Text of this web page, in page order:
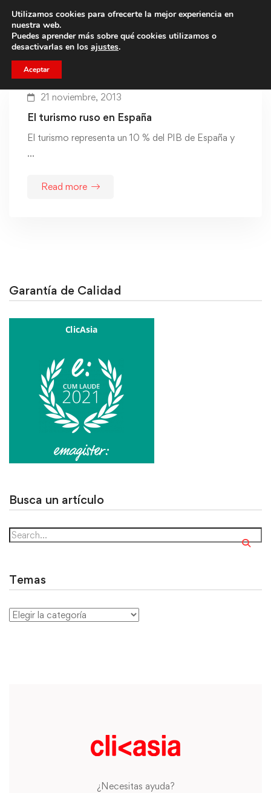
Trae a un amigo y llevaos un total de 75€ de descuento.
21 noviembre, 2013
El turismo ruso en España
El turismo representa un 10 % del PIB de España y
…
Read more
Garantía de Calidad
Busca un artículo
Temas
¿Necesitas ayuda?
Utilizamos cookies para ofrecerte la mejor experiencia en
nuestra web.
Puedes aprender más sobre qué cookies utilizamos o
desactivarlas en los ajustes.
Aceptar